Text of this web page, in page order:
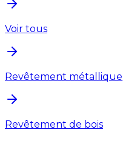
Voir tous
Revêtement métallique
Revêtement de bois